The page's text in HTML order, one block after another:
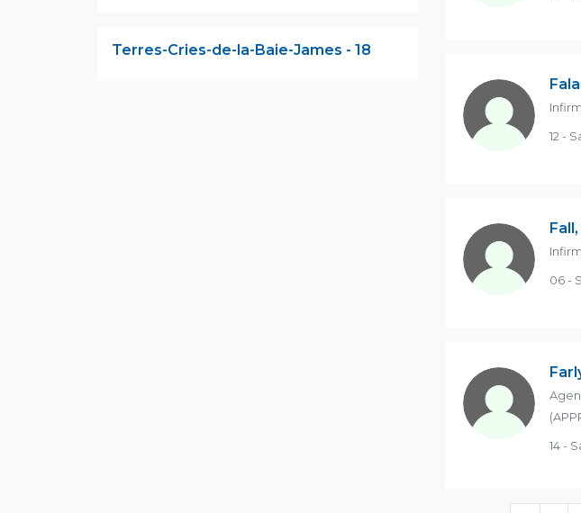
Terres-Cries-de-la-Baie-James - 18
12 -
06 -
14 -